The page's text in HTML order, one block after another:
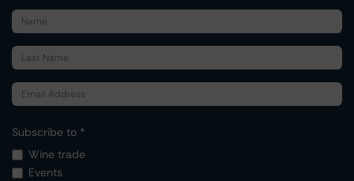
Subscribe to *
Wine trade
Events